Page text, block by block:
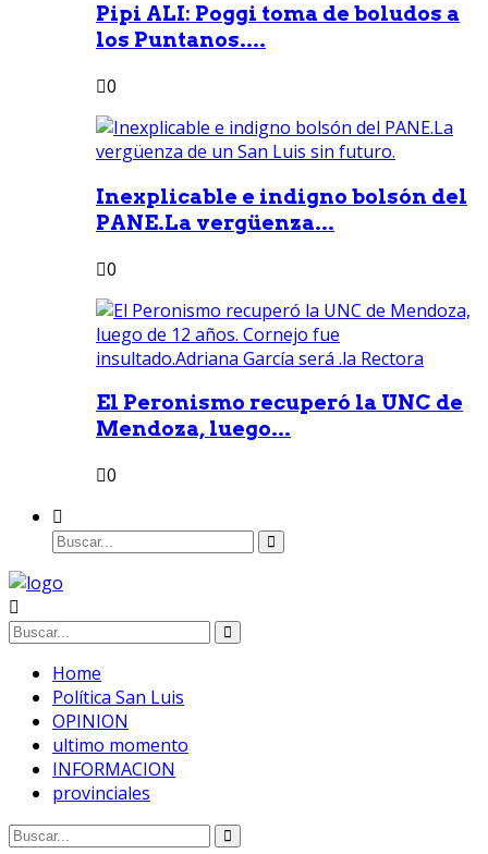
Pipi ALI: Poggi toma de boludos a
los Puntanos....
0
Inexplicable e indigno bolsón del
PANE.La vergüenza...
0
El Peronismo recuperó la UNC de
Mendoza, luego...
0
Home
Política San Luis
OPINION
ultimo momento
INFORMACION
provinciales